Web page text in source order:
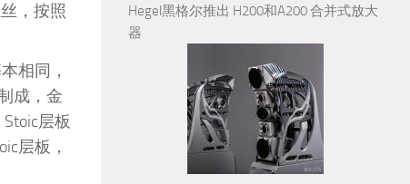
，按照
相同，
成，金
层板
层板，
Hegel黑格尔推出 H200和A200 合并式放大
器